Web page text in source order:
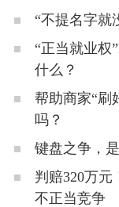
“不提名字就
“正当就业权
什么？
帮助商家“刷
吗？
键盘之争，
判赔320万元
不正当竞争